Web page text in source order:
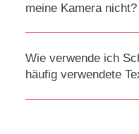
meine Kamera nicht?
Wie verwende ich
häufig verwendete